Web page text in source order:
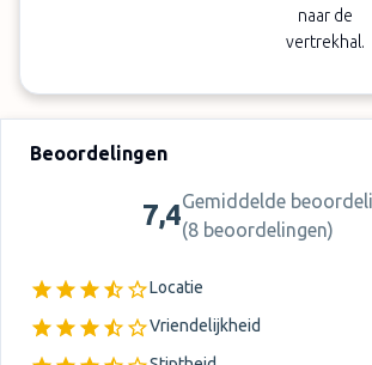
naar de
vertrekhal.
Beoordelingen
7,4Gemiddelde
(8 beoordelingen)
Locatie
Vriendelijkheid